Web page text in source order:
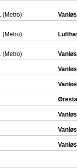
(Metro)
(Metro)
(Metro)